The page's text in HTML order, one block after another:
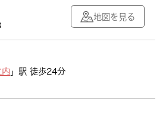
地図を見る
内 」駅 徒歩24分